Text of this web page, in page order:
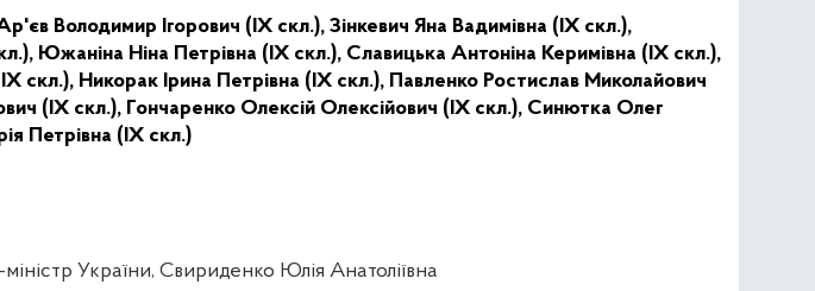
Володимир Ігорович (IX скл.), Зінкевич Яна Вадимівна (IX скл.),
Южаніна Ніна Петрівна (IX скл.), Славицька Антоніна Керимівна (IX скл.),
скл.), Никорак Ірина Петрівна (IX скл.), Павленко Ростислав Миколайович
(IX скл.), Гончаренко Олексій Олексійович (IX скл.), Синютка Олег
Петрівна (IX скл.)
України, Свириденко Юлія Анатоліївна